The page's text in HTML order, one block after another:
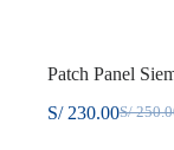
Patch Panel
S/
El
S/230.00El